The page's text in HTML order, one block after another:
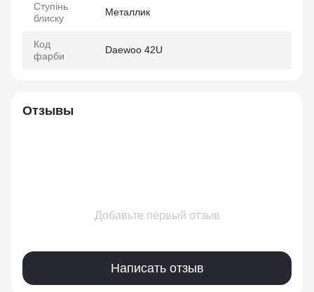
Ступінь
блиску
Металлик
Код
фарби
Daewoo 42U
Отзывы
Добавьте первый отзыв
Написать отзыв